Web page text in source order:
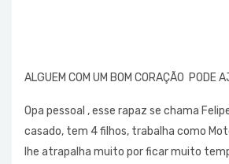
ALGUEM COM UM BOM CORAÇÃO PODE
Opa pessoal , esse rapaz se chama
casado, tem 4 filhos, trabalha como
lhe atrapalha muito por ficar muito